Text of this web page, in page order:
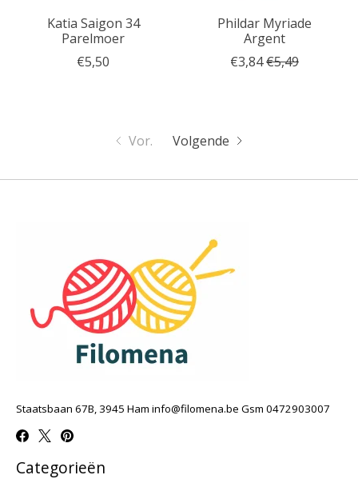
Katia Saigon 34
Parelmoer
€5,50
Phildar Myriade
Argent
€3,84€5,49
Vor. Volgende
Staatsbaan 67B, 3945 Ham info@filomena.be Gsm 0472903007
Categorieën